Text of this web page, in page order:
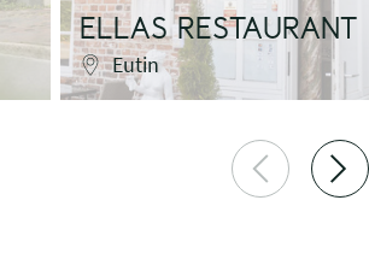
ELLAS RESTAURANT
Eutin